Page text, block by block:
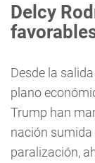
Delcy
Desde la
plano
Trump han
nación sumida
paralización,